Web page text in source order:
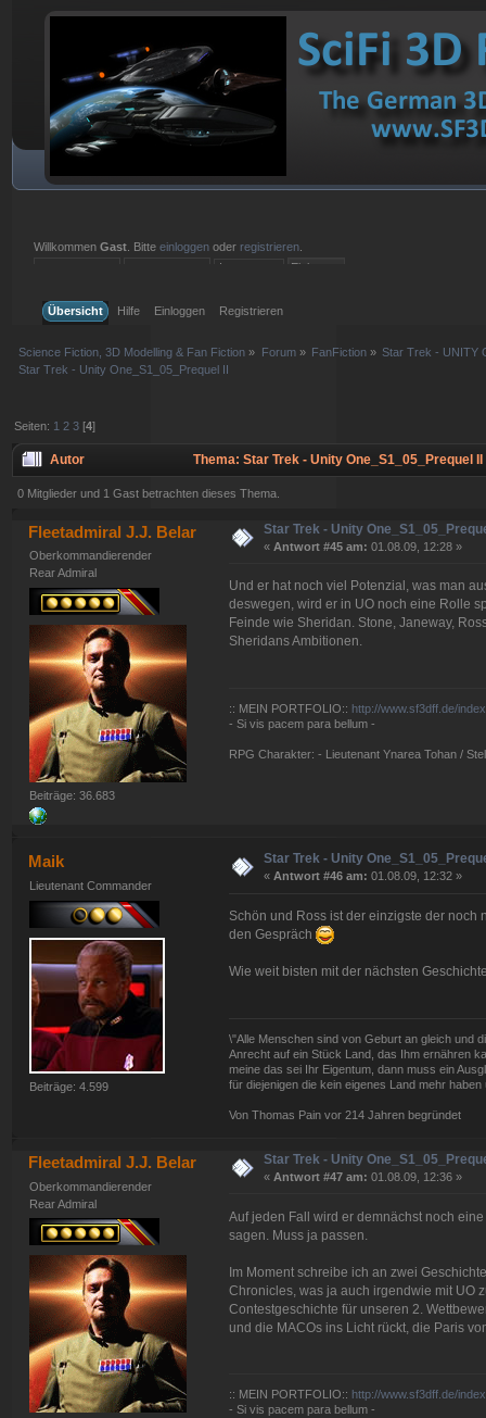
WillkommenGast . Bitteeinloggen oder registrieren
Übersicht
Hilfe Einloggen Registrieren
Science Fiction, 3D Modelling & Fan Fiction » Forum» FanFiction » Star Trek - UNITY
Star Trek - Unity One_S1_05_Prequel II
Seiten: 1 2 3 [4]
Autor Thema: Star Trek - Unity One_S1_05_Prequel
0 Mitglieder und 1 Gast betrachten dieses Thema.
Fleetadmiral J.J. Belar
Oberkommandierender
Rear Admiral
Beiträge: 36.683
Star Trek - Unity
« Antwort #45 am: 01.08.09, 12:28 »
Und er hat noch viel Potenzial, was man
deswegen, wird er in UO noch eine Rolle
Feinde wie Sheridan. Stone, Janeway,
Sheridans Ambitionen.
:: MEIN PORTFOLIO:: http://www.sf3dff.de/
- Si vis pacem para bellum -
RPG Charakter: - Lieutenant Ynarea Tohan /
Maik
Lieutenant Commander
Beiträge: 4.599
Star Trek - Unity
« Antwort #46 am: 01.08.09, 12:32 »
Schön und Ross ist der einzigste der noch
den Gespräch
Wie weit bisten mit der nächsten
\"Alle Menschen sind von Geburt an gleich und
Anrecht auf ein Stück Land, das Ihm ernähren
meine das sei Ihr Eigentum, dann muss ein
für diejenigen die kein eigenes Land mehr
Von Thomas Pain vor 214 Jahren begründet
Fleetadmiral J.J. Belar
Oberkommandierender
Rear Admiral
Star Trek - Unity
« Antwort #47 am: 01.08.09, 12:36 »
Auf jeden Fall wird er demnächst noch
sagen. Muss ja passen.
Im Moment schreibe ich an zwei
Chronicles, was ja auch irgendwie mit UO
Contestgeschichte für unseren 2.
und die MACOs ins Licht rückt, die Paris
:: MEIN PORTFOLIO:: http://www.sf3dff.de/
- Si vis pacem para bellum -